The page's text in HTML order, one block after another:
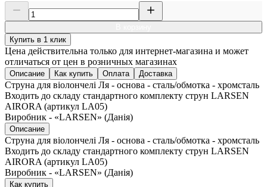
Купить в 1 клик
Цена действительна только для интернет-магазина и может
отличаться от цен в розничных магазинах
Описание Как купить Оплата Доставка
Струна для віолончелі Ля - основа - сталь/обмотка - хромсталь
Входить до складу стандартного комплекту струн LARSEN
AIRORA (артикул LA05)
Виробник - «LARSEN» (Данія)
Описание
Струна для віолончелі Ля - основа - сталь/обмотка - хромсталь
Входить до складу стандартного комплекту струн LARSEN
AIRORA (артикул LA05)
Виробник - «LARSEN» (Данія)
Как купить